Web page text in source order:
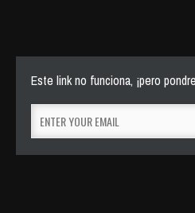
Este link no funciona, ¡pero